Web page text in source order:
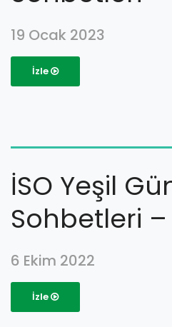
19 Ocak 2023
İzle
İSO Yeşil
Sohbetleri
6 Ekim 2022
İzle